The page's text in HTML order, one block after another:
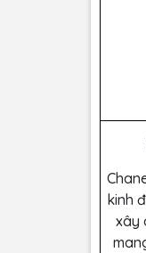
kinh
xây